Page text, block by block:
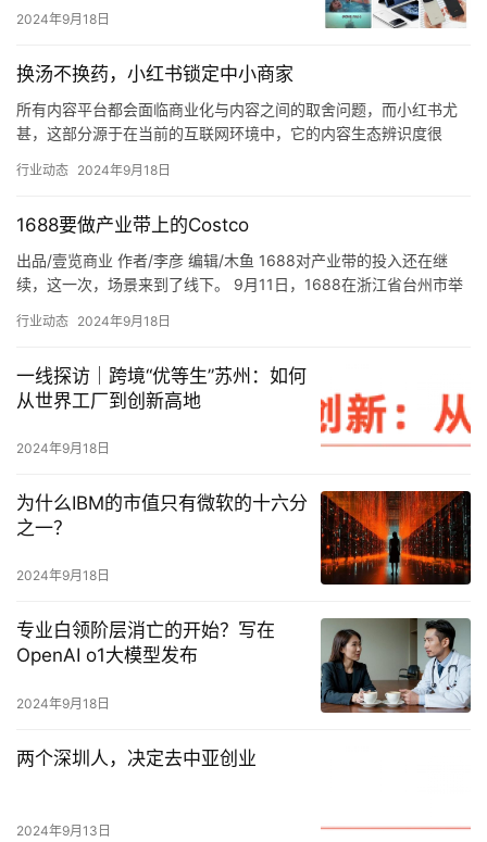
2024年9月18日
换汤不换药，小红书锁定中小商家
所有内容平台都会面临商业化与内容之间的取舍问题，而小红书尤
甚，这部分源于在当前的互联网环境中，它的内容生态辨识度很
一种算…
行业动态 2024年9月18日
1688要做产业带上的Costco
出品/壹览商业 作者/李彦 编辑/木鱼 1688对产业带的投入还在继
续，这一次，场景来到了线下。 9月11日，1688在浙江省台州市举
行业动态 2024年9月18日
一线探访｜跨境“优等生”苏州：如何
从世界工厂到创新高地
2024年9月18日
为什么IBM的市值只有微软的十六分
之一？
2024年9月18日
专业白领阶层消亡的开始？写在
OpenAI o1大模型发布
2024年9月18日
两个深圳人，决定去中亚创业
2024年9月13日